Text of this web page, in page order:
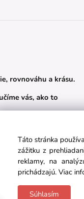
rovnováhu a krásu.
vás, ako to
novinkách a akciách,
Táto stránka
zážitku z
reklamy, na
prichádzajú. Viac
Súhlasím